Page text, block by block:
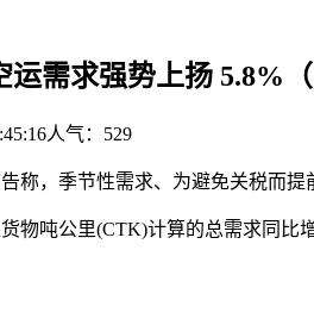
运需求强势上扬 5.8%
人气： 529
，季节性需求、为避免关税而提
吨公里(CTK)计算的总需求同比增